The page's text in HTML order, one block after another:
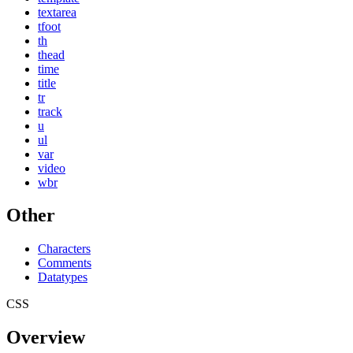
textarea
tfoot
th
thead
time
title
tr
track
u
ul
var
video
wbr
Other
Characters
Comments
Datatypes
CSS
Overview